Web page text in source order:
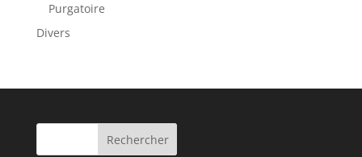
Purgatoire
Divers